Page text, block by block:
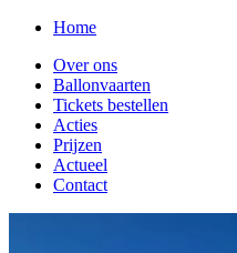
Home
Over ons
Ballonvaarten
Tickets bestellen
Acties
Prijzen
Actueel
Contact